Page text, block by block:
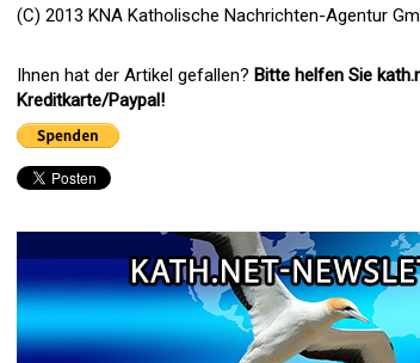
(C) 2013 KNA Katholische Nachrichten-Agentur
Ihnen hat der Artikel gefallen? Bitte helfen Sie
Kreditkarte/Paypal!